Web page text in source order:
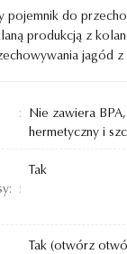
pojemnik do
produkcją z
jagód
Nie zawiera
hermetyczny i
Tak
Tak (otwórz